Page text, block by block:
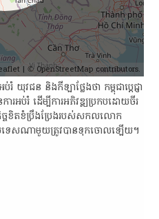
| © OpenStreetMapcontributors.
វជន និង​កីឡា​ថ្លែងថា កម្ពុជា​ប្តេជ្ញា​
រអប់រំ​ ដើម្បី​ការអភិវឌ្ឍ​ប្រកប​ដោយ​ចីរ
កិច្ចខិតខំ​ប្រឹងប្រែង​របស់​សកលលោក
ទេស​ណាមួយ​ត្រូវបាន​ទុកចោល​ឡើយ​។